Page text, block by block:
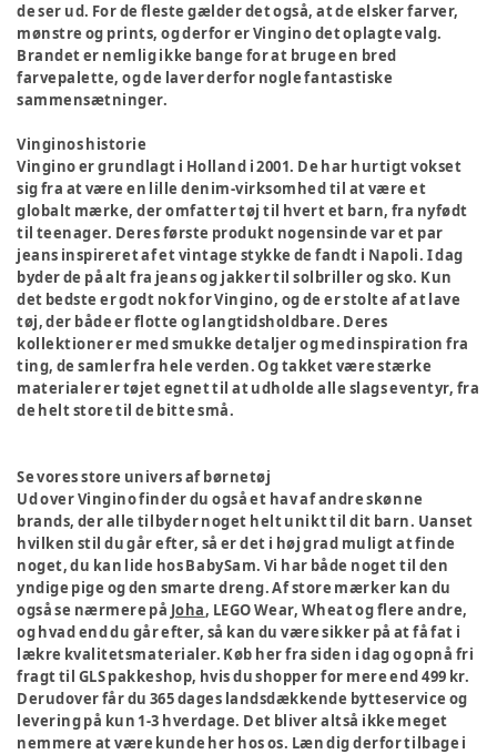
de ser ud. For de fleste gælder det også, at de elsker farver,
mønstre og prints, og derfor er Vingino det oplagte valg.
Brandet er nemlig ikke bange for at bruge en bred
farvepalette, og de laver derfor nogle fantastiske
sammensætninger.
Vinginos historie
Vingino er grundlagt i Holland i 2001. De har hurtigt vokset
sig fra at være en lille denim-virksomhed til at være et
globalt mærke, der omfatter tøj til hvert et barn, fra nyfødt
til teenager. Deres første produkt nogensinde var et par
jeans inspireret af et vintage stykke de fandt i Napoli. I dag
byder de på alt fra jeans og jakker til solbriller og sko. Kun
det bedste er godt nok for Vingino, og de er stolte af at lave
tøj, der både er flotte og langtidsholdbare. Deres
kollektioner er med smukke detaljer og med inspiration fra
ting, de samler fra hele verden. Og takket være stærke
materialer er tøjet egnet til at udholde alle slags eventyr, fra
de helt store til de bitte små.
Se vores store univers af børnetøj
Ud over Vingino finder du også et hav af andre skønne
brands, der alle tilbyder noget helt unikt til dit barn. Uanset
hvilken stil du går efter, så er det i høj grad muligt at finde
noget, du kan lide hos BabySam. Vi har både noget til den
yndige pige og den smarte dreng. Af store mærker kan du
også se nærmere på Joha, LEGO Wear, Wheat og flere andre,
og hvad end du går efter, så kan du være sikker på at få fat i
lækre kvalitetsmaterialer. Køb her fra siden i dag og opnå fri
fragt til GLS pakkeshop, hvis du shopper for mere end 499 kr.
Derudover får du 365 dages landsdækkende bytteservice og
levering på kun 1-3 hverdage. Det bliver altså ikke meget
nemmere at være kunde her hos os. Læn dig derfor tilbage i